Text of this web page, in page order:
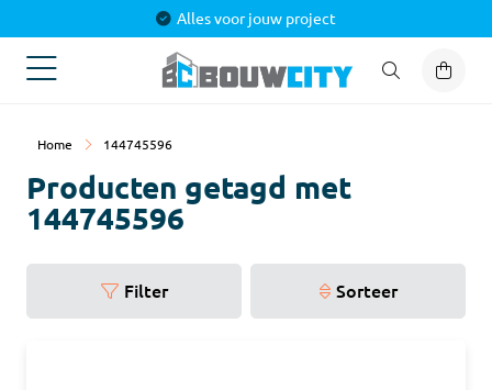
Alles voor jouw project
Home 144745596
Producten getagd met
144745596
Filter Sorteer